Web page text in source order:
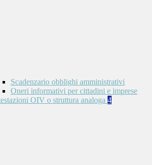
Scadenzario obblighi amministrativi
Oneri informativi per cittadini e imprese
OIV o struttura analoga 4